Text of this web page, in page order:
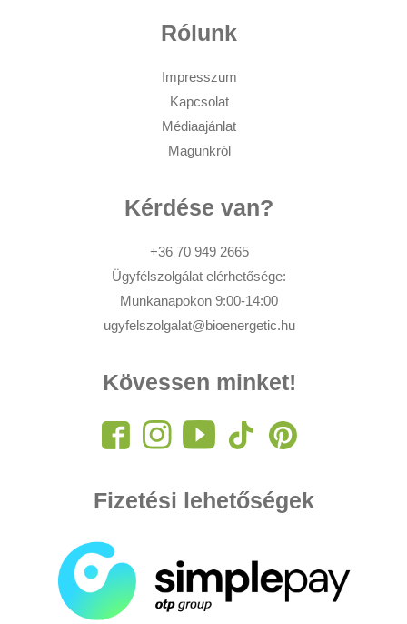
Rólunk
Impresszum
Kapcsolat
Médiaajánlat
Magunkról
Kérdése van?
+36 70 949 2665
Ügyfélszolgálat elérhetősége:
Munkanapokon 9:00-14:00
ugyfelszolgalat@bioenergetic.hu
Kövessen minket!
Fizetési lehetőségek